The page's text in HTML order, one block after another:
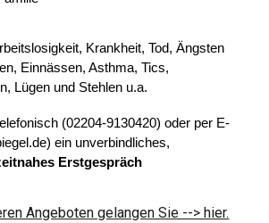
Krankheit, Tod, Ängsten
Einnässen, Asthma, Tics,
Lügen und Stehlen u.a.
(02204-9130420) oder per E-
) ein unverbindliches,
Erstgespräch
Angeboten gelangen Sie --> hier.